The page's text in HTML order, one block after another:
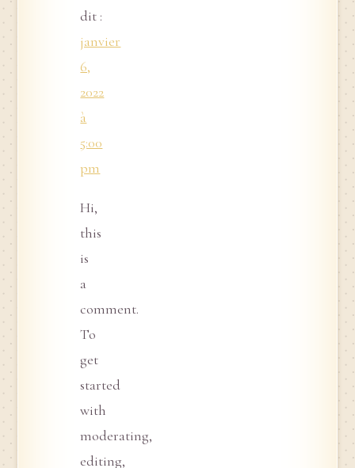
dit :
janvier
6,
2022
à
5:00
pm
Hi,
this
is
a
comment.
To
get
started
with
moderating,
editing,